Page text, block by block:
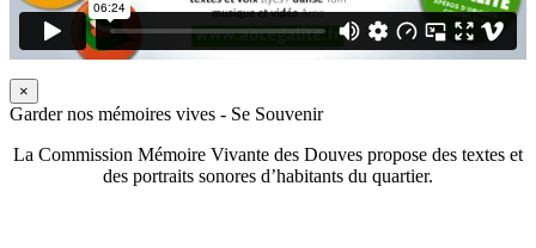
×
Garder nos mémoires vives - Se Souvenir
La Commission Mémoire Vivante des Douves propose des textes et
des portraits sonores d’habitants du quartier.